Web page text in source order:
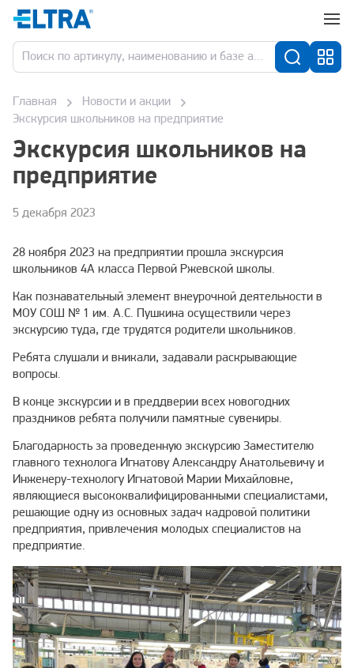
Главная
Новости и акции
Экскурсия школьников на предприятие
Экскурсия школьников на
предприятие
5 декабря 2023
28 ноября 2023 на предприятии прошла экскурсия
школьников 4А класса Первой Ржевской школы.
Как познавательный элемент внеурочной деятельности в
МОУ СОШ № 1 им. А.С. Пушкина осуществили через
экскурсию туда, где трудятся родители школьников.
Ребята слушали и вникали, задавали раскрывающие
вопросы.
В конце экскурсии и в преддверии всех новогодних
праздников ребята получили памятные сувениры.
Благодарность за проведенную экскурсию Заместителю
главного технолога Игнатову Александру Анатольевичу и
Инженеру-технологу Игнатовой Марии Михайловне,
являющиеся высококвалифицированными специалистами,
решающие одну из основных задач кадровой политики
предприятия, привлечения молодых специалистов на
предприятие.